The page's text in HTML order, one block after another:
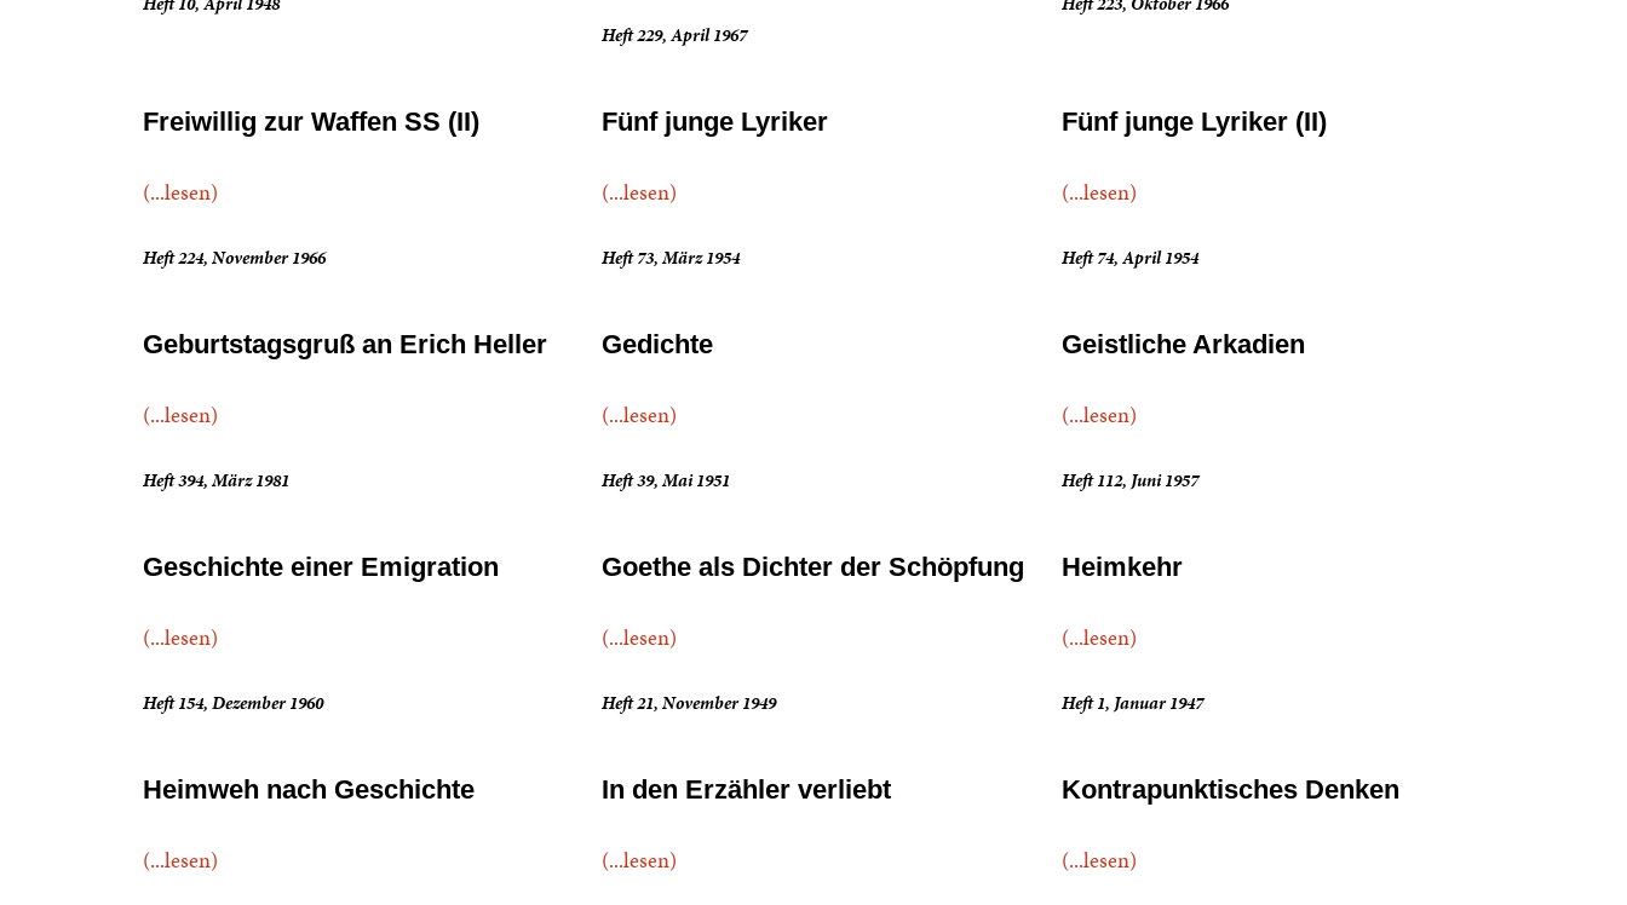
Heft 229, April 1967
Freiwillig zur Waffen SS (II)
(...lesen)
Heft 224, November 1966
Fünf junge Lyriker
(...lesen)
Heft 73, März 1954
Fünf junge Lyriker (II)
(...lesen)
Heft 74, April 1954
Geburtstagsgruß an Erich Heller
(...lesen)
Heft 394, März 1981
Gedichte
(...lesen)
Heft 39, Mai 1951
Geistliche Arkadien
(...lesen)
Heft 112, Juni 1957
Geschichte einer Emigration
(...lesen)
Heft 154, Dezember 1960
Goethe als Dichter der Schöpfung
(...lesen)
Heft 21, November 1949
Heimkehr
(...lesen)
Heft 1, Januar 1947
Heimweh nach Geschichte
(...lesen)
In den Erzähler verliebt
(...lesen)
Kontrapunktisches Denken
(...lesen)